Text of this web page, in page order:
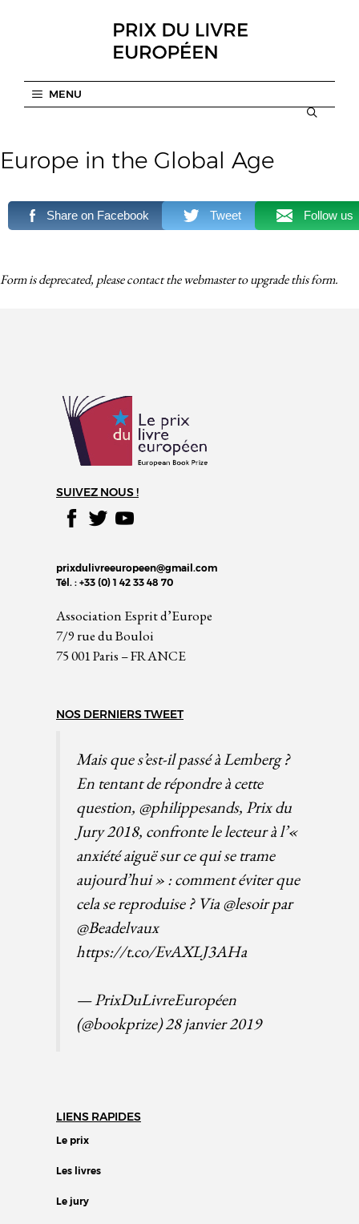
MENU
Europe in the Global Age
Share on Facebook Tweet Follow us
Form is deprecated, please contact the webmaster toupgradethis form.
SUIVEZ NOUS !
prixdulivreeuropeen@gmail.com
Tél. : +33 (0) 1 42 33 48 70
Association Esprit d’Europe
7/9 rue du Bouloi
75 001 Paris – FRANCE
NOS DERNIERS TWEET
Mais que s’est-il passé à Lemberg ?
En tentant de répondre à cette
question, @philippesands, Prix du
Jury 2018, confronte le lecteur à l’«
anxiété aiguë sur ce qui se trame
aujourd’hui » : comment éviter que
cela se reproduise ? Via@lesoirpar
@Beadelvaux
https://t.co/EvAXLJ3AHa
— PrixDuLivreEuropéen
(@bookprize)28 janvier 2019
LIENS RAPIDES
Le prix
Les livres
Le jury